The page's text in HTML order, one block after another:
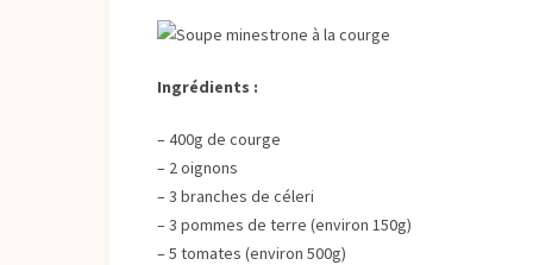
Ingrédients :
– 400g de courge
– 2 oignons
– 3 branches de céleri
– 3 pommes de terre (environ 150g)
– 5 tomates (environ 500g)